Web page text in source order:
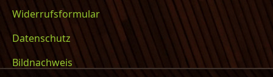
Widerrufsformular
Datenschutz
Bildnachweis